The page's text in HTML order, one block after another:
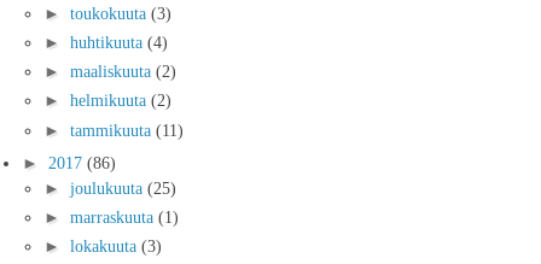
► toukokuuta (3)
► huhtikuuta (4)
► maaliskuuta (2)
► helmikuuta (2)
► tammikuuta (11)
► 2017 (86)
► joulukuuta (25)
► marraskuuta (1)
► lokakuuta (3)